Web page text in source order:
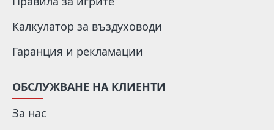
Калкулатор за въздуховоди
Гаранция и рекламации
ОБСЛУЖВАНЕ НА КЛИЕНТИ
За нас